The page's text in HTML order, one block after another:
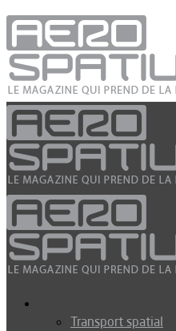
Transport spatial